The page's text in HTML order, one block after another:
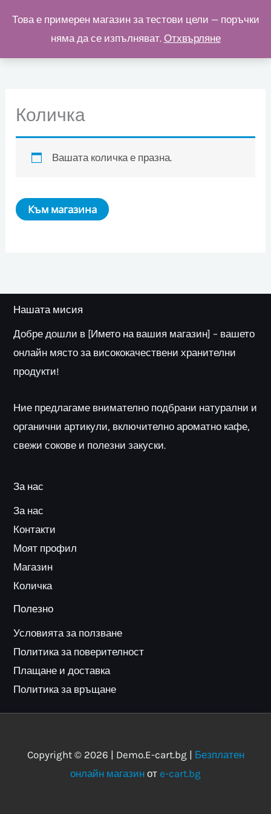
Това е примерен магазин за тестови цели — поръчки
няма да се изпълняват. Отхвърляне
Количка
Вашата количка е празна.
Към магазина
Нашата мисия
Добре дошли в [Името на вашия магазин] – вашето
онлайн място за висококачествени хранителни
продукти!
Ние предлагаме внимателно подбрани натурални и
органични артикули, включително ароматно кафе,
свежи сокове и полезни закуски.
За нас
За нас
Контакти
Моят профил
Магазин
Количка
Полезно
Условията за ползване
Политика за поверителност
Плащане и доставка
Политика за връщане
Copyright © 2026 | Demo.E-cart.bg | Безплатен
онлайн магазин от e-cart.bg